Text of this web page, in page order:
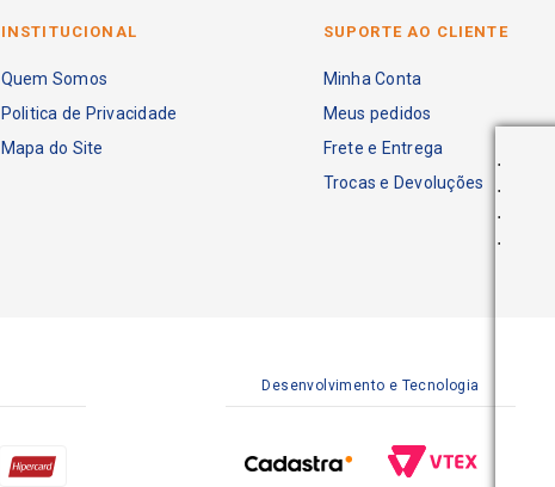
.
.
.
.
INSTITUCIONAL
Quem Somos
Politica de Privacidade
Mapa do Site
SUPORTE AO CLIENTE
Minha Conta
Meus pedidos
Frete e Entrega
Trocas e Devoluções
Desenvolvimento e Tecnologia